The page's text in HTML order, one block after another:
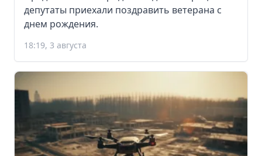
депутаты приехали поздравить ветерана с
днем рождения.
18:19, 3 августа